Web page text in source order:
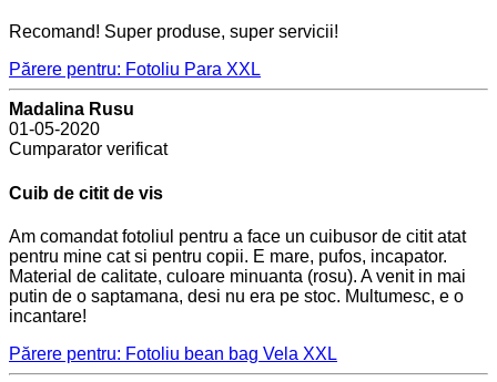
Recomand! Super produse, super servicii!
Părere pentru: Fotoliu Para XXL
Madalina Rusu
01-05-2020
Cumparator verificat
Cuib de citit de vis
Am comandat fotoliul pentru a face un cuibusor de citit atat
pentru mine cat si pentru copii. E mare, pufos, incapator.
Material de calitate, culoare minuanta (rosu). A venit in mai
putin de o saptamana, desi nu era pe stoc. Multumesc, e o
incantare!
Părere pentru: Fotoliu bean bag Vela XXL